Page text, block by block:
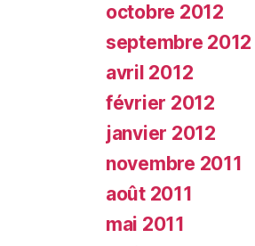
octobre 2012
septembre 2012
avril 2012
février 2012
janvier 2012
novembre 2011
août 2011
mai 2011